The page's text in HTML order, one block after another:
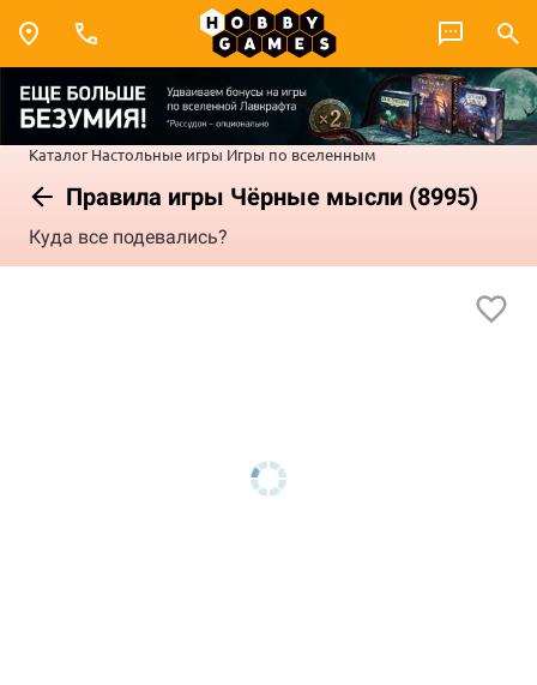
Каталог Настольные игры Игры по вселенным
Правила игры Чёрные мысли (8995)
Куда все подевались?